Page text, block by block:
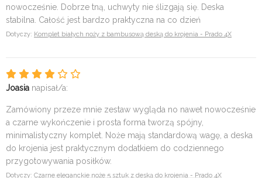
nowocześnie. Dobrze tną, uchwyty nie ślizgają się. Deska
stabilna. Całość jest bardzo praktyczna na co dzień
Dotyczy: Komplet białych noży z bambusową deską do krojenia - Prado 4X
Joasia napisał/a:
Zamówiony przeze mnie zestaw wygląda no nawet nowocześnie
a czarne wykończenie i prosta forma tworzą spójny,
minimalistyczny komplet. Noże mają standardową wagę, a deska
do krojenia jest praktycznym dodatkiem do codziennego
przygotowywania posiłków.
Dotyczy: Czarne eleganckie noże 5 sztuk z deską do krojenia - Prado 4X